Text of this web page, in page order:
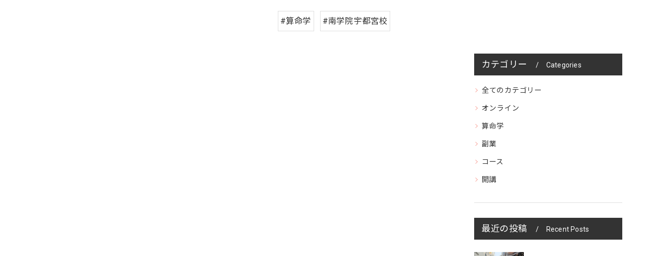
#算命学 #南学院宇都宮校
カテゴリー Categories
全てのカテゴリー
オンライン
算命学
副業
コース
開講
最近の投稿 Recent Posts